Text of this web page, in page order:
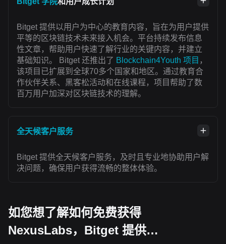
Bitget 提供以用户为中心的教育内容，旨在为用户提供
平等的区块链技术未来接入机会。平台持续发布信息
性文章，帮助用户快速了解行业的关键内容，并建立
基础知识。 Bitget 还推出了 Blockchain4Youth 项目 ，
该项目已扩展到全球70多个国家和地区。通过教育合
作伙伴关系、黑客松活动和在线课程，项目帮助了数
百万用户加深对区块链技术的理解。
全天候客户服务
Bitget 提供全天候客户服务，及时且专业地协助用户解
决问题，确保用户获得流畅的整体体验。
如您想了解如何免费获得
NexusLabs，Bitget 提供…